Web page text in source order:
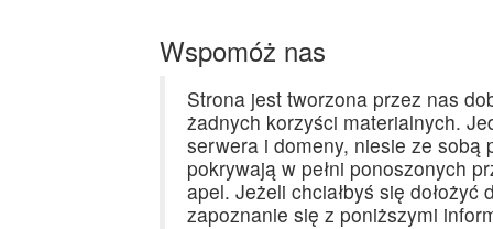
Wspomóż nas
Strona jest tworzona przez nas
żadnych korzyści materialnych.
serwera i domeny, niesie ze sobą
pokrywają w pełni ponoszonych
apel. Jeżeli chciałbyś się
zapoznanie się z poniższymi